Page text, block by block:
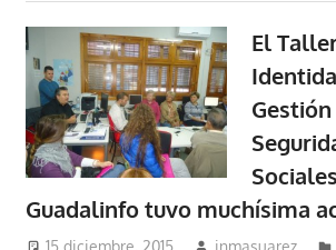
El
Guadalinfo tuvo muchísima
15 diciembre, 2015 inmasuarez